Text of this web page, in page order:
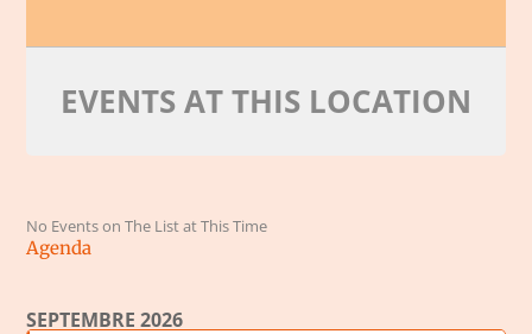
EVENTS AT THIS LOCATION
No Events on The List at This Time
Agenda
SEPTEMBRE 2026